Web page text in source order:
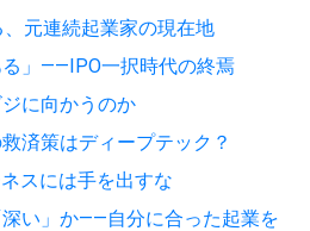
元連続起業家の現在地
る」——IPO一択時代の終焉
に向かうのか
済策はディープテック？
スには手を出すな
深い」か——自分に合った起業を